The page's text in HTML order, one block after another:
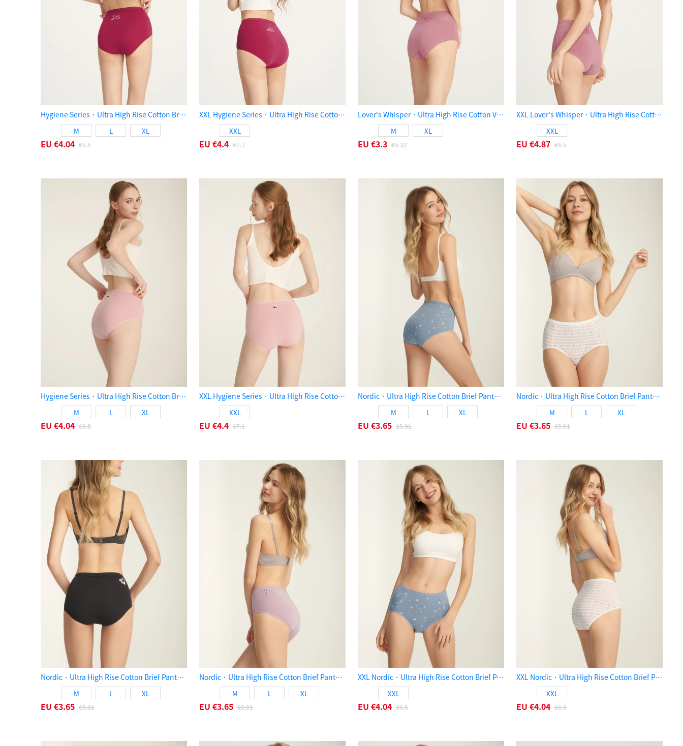
Hygiene Series．Ultra High Rise Cotton Brief Panty（Rhubarb）
M L XL
EU €4.04 €6.5
XXL Hygiene Series．Ultra High Rise Cotton Brief Panty（Rhubarb）
XXL
EU€4.4 €7.1
Lover's Whisper．Ultra High Rise Cotton V Lace Waist Brief Panty（Dusty Rose）
M XL
EU€3.3 €5.32
XXL Lover's Whisper．Ultra High Rise Cotton V Lace Waist Brief Panty（Dusty Rose）
XXL
EU€4.87 €6.5
Hygiene Series．Ultra High Rise Cotton Brief Panty（Peachskin）
M L XL
EU €4.04 €6.5
XXL Hygiene Series．Ultra High Rise Cotton Brief Panty（Peachskin）
XXL
EU€4.4 €7.1
Nordic．Ultra High Rise Cotton Brief Panty（Crystal Stars）
M L XL
EU€3.65 €5.91
Nordic．Ultra High Rise Cotton Brief Panty（Knitted Snowflakes）
M L XL
EU€3.65 €5.91
Nordic．Ultra High Rise Cotton Brief Panty（Black）
M L XL
EU €3.65 €5.91
Nordic．Ultra High Rise Cotton Brief Panty（Sea Fog）
M L XL
EU€3.65 €5.91
XXL Nordic．Ultra High Rise Cotton Brief Panty（Crystal Stars）
XXL
EU€4.04 €6.5
XXL Nordic．Ultra High Rise Cotton Brief Panty（Knitted Snowflakes）
XXL
EU€4.04 €6.5